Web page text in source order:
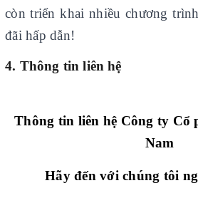
còn triển khai nhiều chương
đãi hấp dẫn!
4. Thông tin liên hệ
Thông tin liên hệ Công ty Cổ
Nam
Hãy đến với chúng tôi